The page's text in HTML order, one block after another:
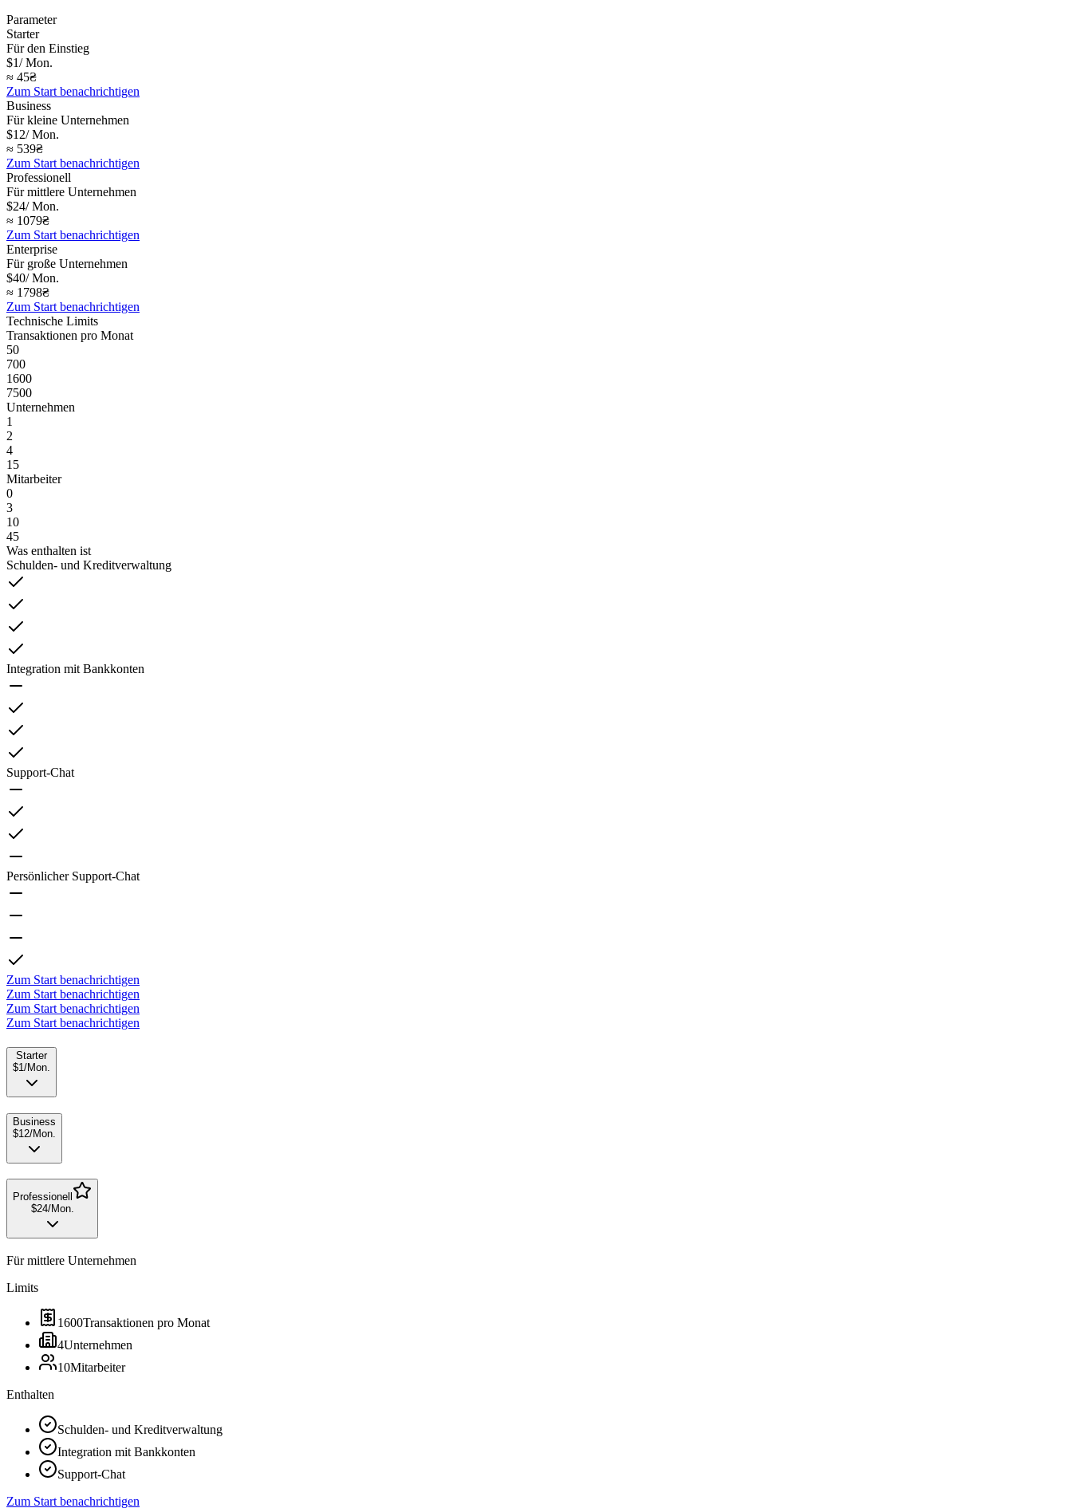
Parameter
Starter
Für den Einstieg
$1/Mon.
≈ 45₴
Zum Start benachrichtigen
Business
Für kleine Unternehmen
$12/Mon.
≈ 539₴
Zum Start benachrichtigen
Professionell
Für mittlere Unternehmen
$24/Mon.
≈ 1079₴
Zum Start benachrichtigen
Enterprise
Für große Unternehmen
$40/Mon.
≈ 1798₴
Zum Start benachrichtigen
Technische Limits
Transaktionen pro Monat
50
700
1600
7500
Unternehmen
1
2
4
15
Mitarbeiter
0
3
10
45
Was enthalten ist
Schulden- und Kreditverwaltung
Integration mit Bankkonten
Support-Chat
Persönlicher Support-Chat
Zum Start benachrichtigen
Zum Start benachrichtigen
Zum Start benachrichtigen
Zum Start benachrichtigen
Starter
$1/Mon.
Business
$12/Mon.
Professionell
$24/Mon.
Für mittlere Unternehmen
Limits
1600Transaktionen pro Monat
4Unternehmen
10Mitarbeiter
Enthalten
Schulden- und Kreditverwaltung
Integration mit Bankkonten
Support-Chat
Zum Start benachrichtigen